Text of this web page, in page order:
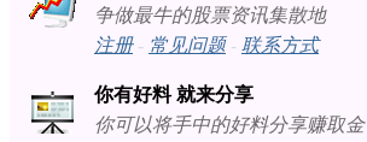
争做最牛的股票资讯集散地
注册- 常见问题- 联系方式
你有好料 就来分享
你可以将手中的好料分享赚取金